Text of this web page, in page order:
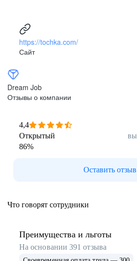
https://tochka.com/
Сайт
Dream Job
Отзывы о компании
4,4
Открытый
86%
Оставить отзыв
Что говорят сотрудники
Преимущества и льготы
На основании391 отзыва